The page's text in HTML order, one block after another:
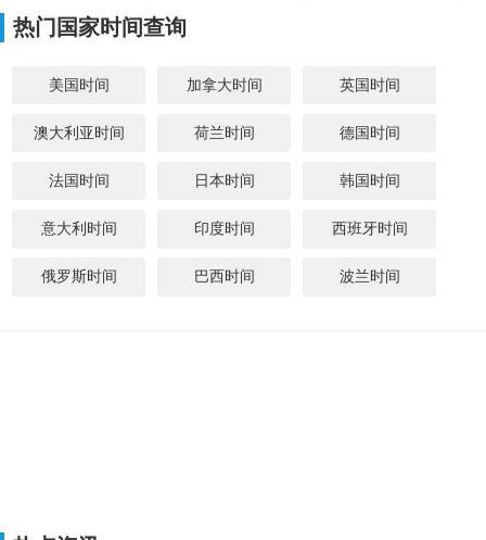
磐石莲花山滑雪场
热门国家时间查询
美国时间 加拿大时间 英国时间
澳大利亚时间 荷兰时间 德国时间
法国时间 日本时间 韩国时间
意大利时间 印度时间 西班牙时间
俄罗斯时间 巴西时间 波兰时间